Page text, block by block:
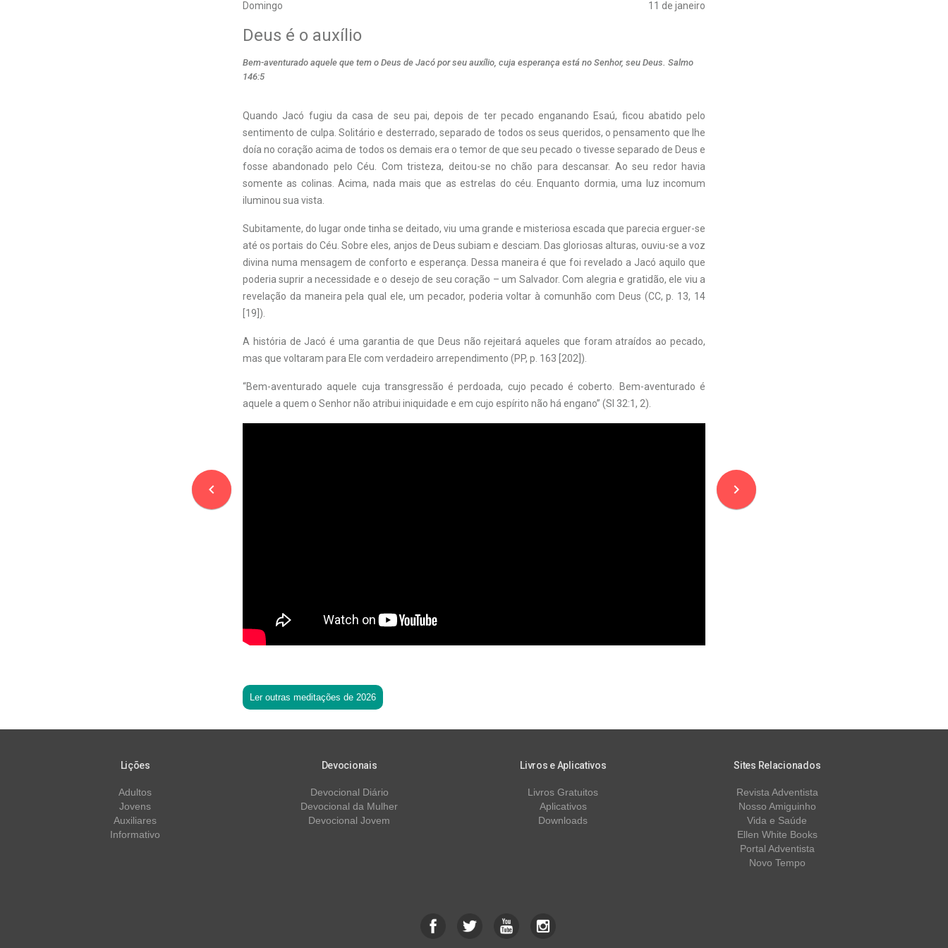
Domingo 11 de janeiro
navigate_before
Deus é o auxílio
Bem-aventurado aquele que tem o Deus de Jacó por seu auxílio, cuja esperança está no Senhor, seu Deus. Salmo
146:5
Quando Jacó fugiu da casa de seu pai, depois de ter pecado enganando Esaú, ficou abatido pelo
sentimento de culpa. Solitário e desterrado, separado de todos os seus queridos, o pensamento que lhe
doía no coração acima de todos os demais era o temor de que seu pecado o tivesse separado de Deus e
fosse abandonado pelo Céu. Com tristeza, deitou-se no chão para descansar. Ao seu redor havia
somente as colinas. Acima, nada mais que as estrelas do céu. Enquanto dormia, uma luz incomum
iluminou sua vista.
Subitamente, do lugar onde tinha se deitado, viu uma grande e misteriosa escada que parecia erguer-se
até os portais do Céu. Sobre eles, anjos de Deus subiam e desciam. Das gloriosas alturas, ouviu-se a voz
divina numa mensagem de conforto e esperança. Dessa maneira é que foi revelado a Jacó aquilo que
poderia suprir a necessidade e o desejo de seu coração – um Salvador. Com alegria e gratidão, ele viu a
revelação da maneira pela qual ele, um pecador, poderia voltar à comunhão com Deus (CC, p. 13, 14
[19]).
A história de Jacó é uma garantia de que Deus não rejeitará aqueles que foram atraídos ao pecado,
mas que voltaram para Ele com verdadeiro arrependimento (PP, p. 163 [202]).
“Bem-aventurado aquele cuja transgressão é perdoada, cujo pecado é coberto. Bem-aventurado é
aquele a quem o Senhor não atribui iniquidade e em cujo espírito não há engano” (Sl 32:1, 2).
Ler outras meditações de 2026
navigate_next
Lições
Adultos
Jovens
Auxiliares
Informativo
Devocionais
Devocional Diário
Devocional da Mulher
Devocional Jovem
Livros e Aplicativos
Livros Gratuitos
Aplicativos
Downloads
Sites Relacionados
Revista Adventista
Nosso Amiguinho
Vida e Saúde
Ellen White Books
Portal Adventista
Novo Tempo